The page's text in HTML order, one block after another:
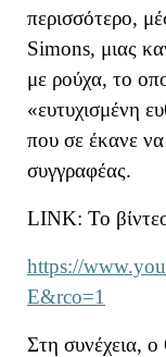
περισσότερο,
Simons, μιας
με ρούχα, το
«ευτυχισμένη
που σε έκανε να
συγγραφέας.
LINK: Το
https://
E&rco=1
Στη συνέχεια,